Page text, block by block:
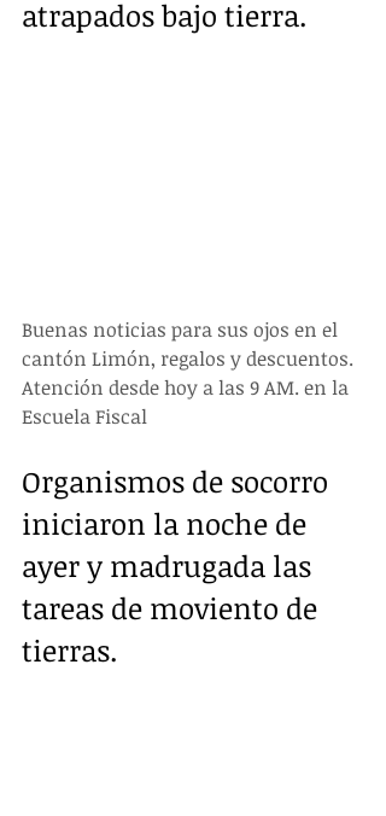
atrapados bajo tierra.
Buenas noticias para sus ojos en el
cantón Limón, regalos y descuentos.
Atención desde hoy a las 9 AM. en la
Escuela Fiscal
Organismos de socorro
iniciaron la noche de
ayer y madrugada las
tareas de moviento de
tierras.